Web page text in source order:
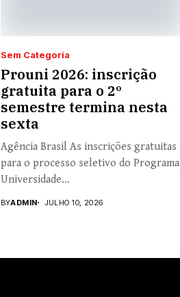
Sem Categoria
Prouni 2026: inscrição
gratuita para o 2º
semestre termina nesta
sexta
Agência Brasil As inscrições gratuitas
para o processo seletivo do Programa
Universidade...
BYADMIN JULHO 10, 2026